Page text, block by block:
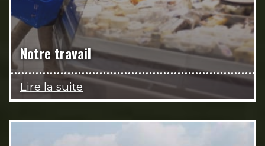
Notre travail
Lire la suite